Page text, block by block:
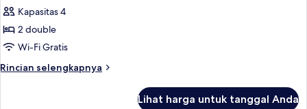
Kapasitas 4
2 double
Wi-Fi Gratis
Rincian selengkapnya
Rincian
Lihat harga untuk tanggal Anda